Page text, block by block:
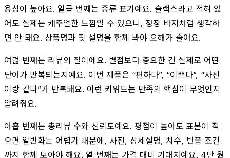
용성이 높아요. 일곱 번째는 종류 표기예요. 슬랙스라고 적혀 있
어도 실제는 캐주얼한 느낌일 수 있으니, 정장 바지처럼 생각하
면 안 돼요. 상품명과 핏 설명을 함께 봐야 오해가 줄어요.
여덟 번째는 리뷰의 질이에요. 별점보다 중요한 건 실제로 어떤
단어가 반복되는지예요. 이번 제품은 “편하다”, “이쁘다”, “사진
이랑 같다”가 반복돼요. 이런 키워드는 만족의 핵심이 무엇인지
알려줘요.
아홉 번째는 총리뷰 수와 신뢰도예요. 평점이 높아도 표본이 적
으면 일반화는 어렵기 때문에, 사진, 상세설명, 치수, 반품 조건
까지 함께 보아야 해요. 열 번째는 가격 대비 기대치예요. 4만 원